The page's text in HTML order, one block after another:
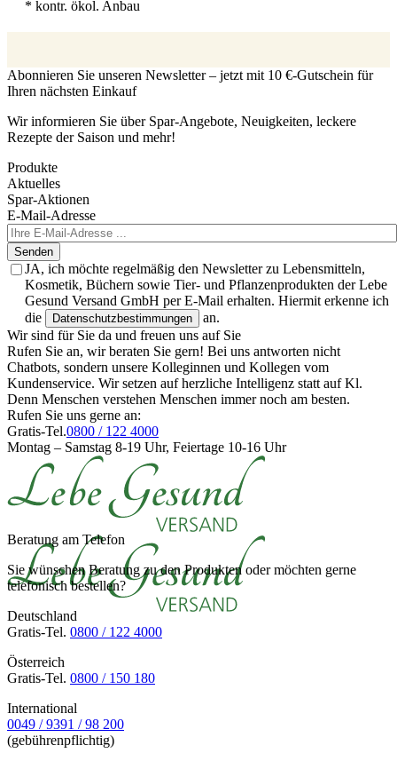
* kontr. ökol. Anbau
Abonnieren Sie unseren Newsletter – jetzt mit 10 €-Gutschein für
Ihren nächsten Einkauf
Wir informieren Sie über Spar-Angebote, Neuigkeiten, leckere
Rezepte der Saison und mehr!
Produkte
Aktuelles
Spar-Aktionen
E-Mail-Adresse
Senden
JA, ich möchte regelmäßig den Newsletter zu Lebensmitteln,
Kosmetik, Büchern sowie Tier- und Pflanzenprodukten der Lebe
Gesund Versand GmbH per E-Mail erhalten. Hiermit erkenne ich
die
Datenschutzbestimmungen
an.
Wir sind für Sie da und freuen uns auf Sie
Rufen Sie an, wir beraten Sie gern! Bei uns antworten nicht
Chatbots, sondern unsere Kolleginnen und Kollegen vom
Kundenservice. Wir setzen auf herzliche Intelligenz statt auf Kl.
Denn Menschen verstehen Menschen immer noch am besten.
Rufen Sie uns gerne an:
Gratis-Tel.0800 / 122 4000
Montag – Samstag 8-19 Uhr, Feiertage 10-16 Uhr
Beratung am Telefon
Sie wünschen Beratung zu den Produkten oder möchten gerne
telefonisch bestellen?
Deutschland
Gratis-Tel. 0800 / 122 4000
Österreich
Gratis-Tel. 0800 / 150 180
International
0049 / 9391 / 98 200
(gebührenpflichtig)